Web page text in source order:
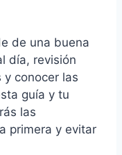
de una buena
día, revisión
y conocer las
guía y tu
las
primera y evitar